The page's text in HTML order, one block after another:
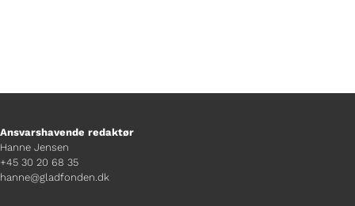
Ansvarshavende redaktør
Hanne Jensen
+45 30 20 68 35
hanne@gladfonden.dk